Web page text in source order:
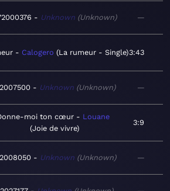
Unknown Unknown —
Calogero La rumeur - Single 3:43
Unknown Unknown —
moi ton cœur
Louane
Joie de vivre
3:9
Unknown Unknown —